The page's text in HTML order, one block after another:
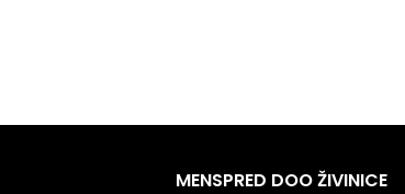
MENSPRED DOO ŽIVINICE